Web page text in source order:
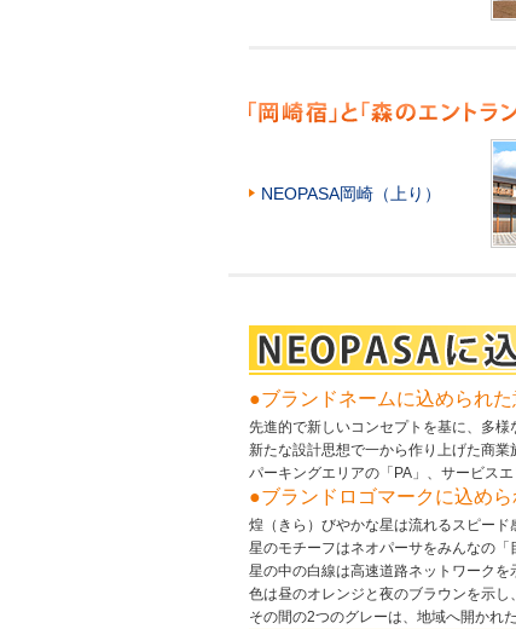
NEOPASA岡崎（上り）
●ブランドネームに込められた
先進的で新しいコンセプトを基に、多
新たな設計思想で一から作り上げた商
パーキングエリアの「PA」、サービス
●ブランドロゴマークに込め
煌（きら）びやかな星は流れるスピード
星のモチーフはネオパーサをみんなの「
星の中の白線は高速道路ネットワークを
色は昼のオレンジと夜のブラウンを示し
その間の2つのグレーは、地域へ開かれ